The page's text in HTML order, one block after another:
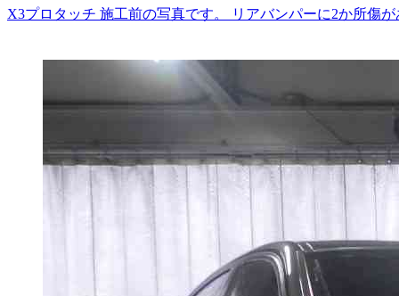
X3プロタッチ 施工前の写真です。 リアバンパーに2か所傷